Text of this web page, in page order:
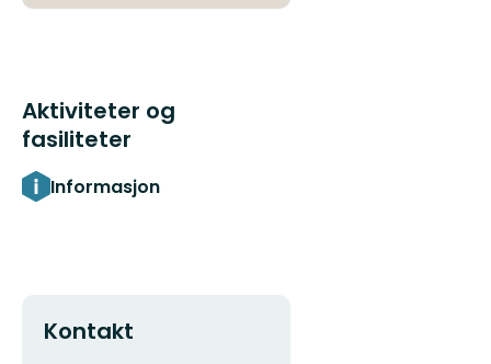
Aktiviteter og
fasiliteter
Informasjon
Kontakt